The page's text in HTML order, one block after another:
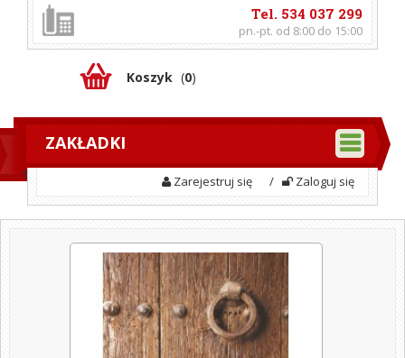
Tel. 534 037 299
pn.-pt. od 8:00 do 15:00
Koszyk (0)
ZAKŁADKI
Zarejestruj się / Zaloguj się